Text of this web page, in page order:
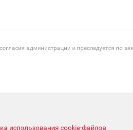
администрации и преследуется по
использования cookie-файлов